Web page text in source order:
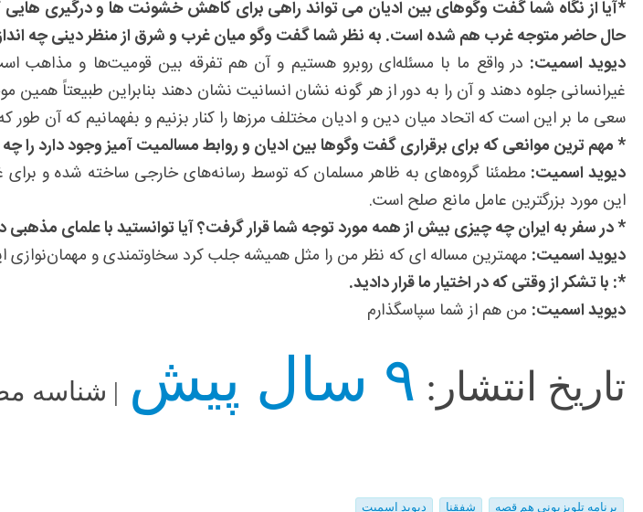
*آیا از نگاه شما گفت وگوهای بین ادیان می تواند راهی برای کاهش خشونت ها و درگیری
حال حاضر متوجه غرب هم شده است. به نظر شما گفت وگو میان غرب و شرق از منظر دینی چه
دیوید اسمیت: در واقع ما با مسئله‌ای روبرو هستیم و آن هم تفرقه بین قومیت‌ها و
غیرانسانی جلوه دهند و آن را به دور از هر گونه نشان انسانیت نشان دهند بنابراین طبیعتاً
سعی ما بر این است که اتحاد میان دین و ادیان مختلف مرزها را کنار بزنیم و بفهمانیم که
* مهم ترین موانعی که برای برقراری گفت وگوها بین ادیان و روابط مسالمیت آمیز وجود دارد را
دیوید اسمیت: مطمئنا گروه‌های به ظاهر مسلمان که توسط رسانه‌های خارجی ساخته شده و
این مورد بزرگترین عامل مانع صلح است.
* در سفر به ایران چه چیزی بیش از همه مورد توجه شما قرار گرفت؟ آیا توانستید با علمای مذهبی
دیوید اسمیت: مهمترین مساله ای که نظر من را مثل همیشه جلب کرد سخاوتمندی و مهمان‌نوازی
*: با تشکر از وقتی که در اختیار ما قرار دادید.
دیوید اسمیت: من هم از شما سپاسگذارم
تاریخ انتشار: ۹ سال پیش | شناسه
برنامه تلویزیونی هم قصه شفقنا دیوید اسمیت